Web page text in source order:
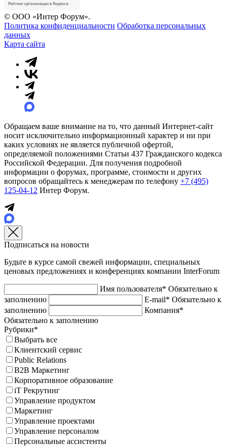
© ООО «Интер Форум».
Политика конфиденциальности Обработка персональных
данных
Карта сайта
Обращаем ваше внимание на то, что данный Интернет-сайт
носит исключительно информационный характер и ни при
каких условиях не является публичной офертой,
определяемой положениями Статьи 437 Гражданского кодекса
Российской Федерации. Для получения подробной
информации о форумах, программе, стоимости и других
вопросов обращайтесь к менеджерам по телефону +7 (495)
125-04-12 Интер Форум.
Подписаться на новости
Будьте в курсе самой свежей информации, специальных
ценовых предложениях и конференциях компании InterForum
Имя пользователя* Обязательно к
заполнению
E-mail* Обязательно к
заполнению
Компания*
Обязательно к заполнению
Рубрики*
Выбрать все
Клиентский сервис
Public Relations
B2B Маркетинг
Корпоративное образование
iT Рекрутинг
Управление продуктом
Маркетинг
Управление проектами
Управление персоналом
Персональные ассистенты